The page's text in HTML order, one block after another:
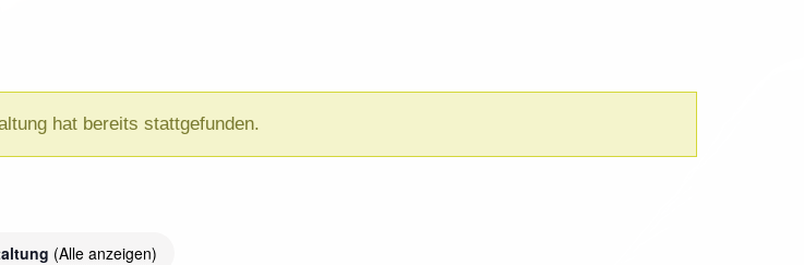
hat bereits stattgefunden.
(Alle anzeigen)